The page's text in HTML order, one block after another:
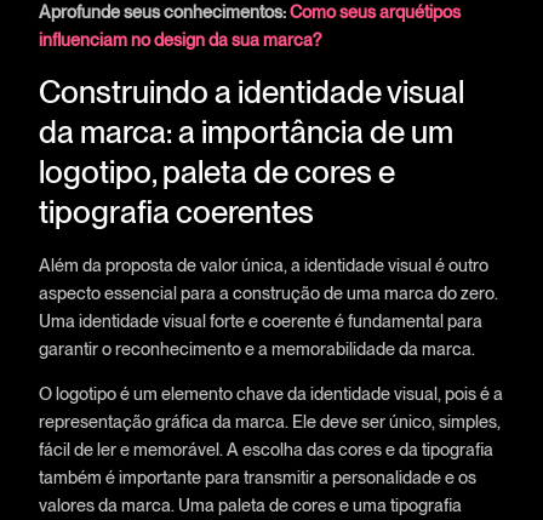
Aprofunde seus conhecimentos:Como seus arquétipos
influenciam no design da sua marca?
Construindo a identidade visual
da marca: a importância de um
logotipo, paleta de cores e
tipografia coerentes
Além da proposta de valor única, a identidade visual é outro
aspecto essencial para a construção de uma marca do zero.
Uma identidade visual forte e coerente é fundamental para
garantir o reconhecimento e a memorabilidade da marca.
O logotipo é um elemento chave da identidade visual, pois é a
representação gráfica da marca. Ele deve ser único, simples,
fácil de ler e memorável. A escolha das cores e da tipografia
também é importante para transmitir a personalidade e os
valores da marca. Uma paleta de cores e uma tipografia